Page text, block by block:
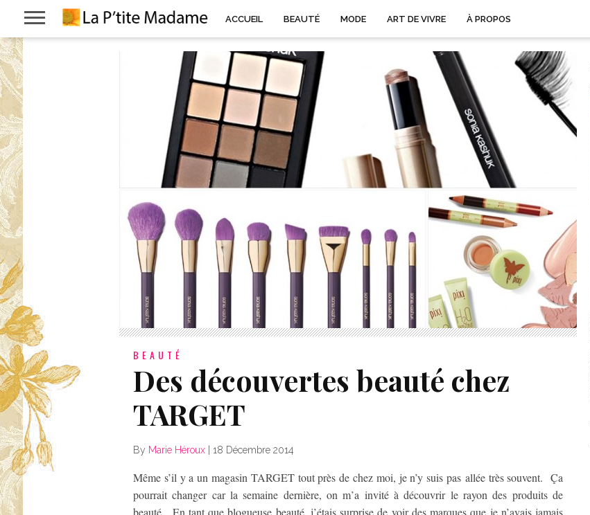
ACCUEIL BEAUTÉ MODE ART DE VIVRE À PROPOS
BEAUTÉ
Des découvertes beauté chez
TARGET
By Marie Héroux 18 Décembre 2014
Même s’il y a un magasin TARGET tout près de chez moi, je n’y suis pas allée très souvent. Ça
pourrait changer car la semaine dernière, on m’a invité à découvrir le rayon des produits de
beauté. En tant que blogueuse beauté, j’étais surprise de voir des marques que je n’avais jamais